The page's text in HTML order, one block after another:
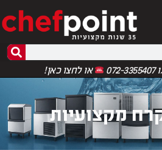
אולחצו כאן!
מקצועיות